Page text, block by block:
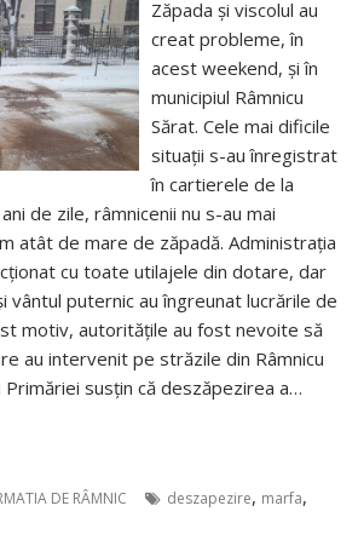
Zăpada și viscolul au
creat probleme, în
acest weekend, și în
municipiul Râmnicu
Sărat. Cele mai dificile
situații s-au înregistrat
în cartierele de la
de zile, râmnicenii nu s-au mai
atât de mare de zăpadă. Administrația
cu toate utilajele din dotare, dar
vântul puternic au îngreunat lucrările de
motiv, autoritățile au fost nevoite să
au intervenit pe străzile din Râmnicu
susțin că deszăpezirea a…
DE RÂMNIC deszapezire, marfa,